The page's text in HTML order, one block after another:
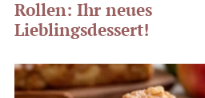
Rollen: Ihr neues
Lieblingsdessert!